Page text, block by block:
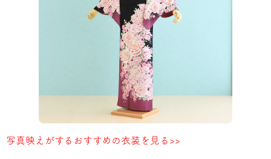
写真映えがするおすすめの衣装を見る>>